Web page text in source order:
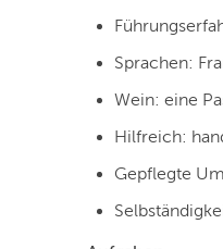
Sprachen:
Wein: eine
Hilfreich:
Gepflegte